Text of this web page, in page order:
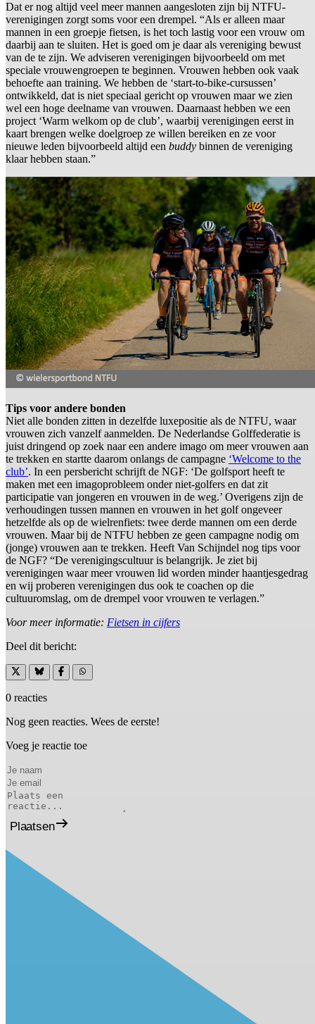
Dat er nog altijd veel meer mannen aangesloten zijn bij NTFU-
verenigingen zorgt soms voor een drempel. “Als er alleen maar
mannen in een groepje fietsen, is het toch lastig voor een vrouw om
daarbij aan te sluiten. Het is goed om je daar als vereniging bewust
van de te zijn. We adviseren verenigingen bijvoorbeeld om met
speciale vrouwengroepen te beginnen. Vrouwen hebben ook vaak
behoefte aan training. We hebben de ‘start-to-bike-cursussen’
ontwikkeld, dat is niet speciaal gericht op vrouwen maar we zien
wel een hoge deelname van vrouwen. Daarnaast hebben we een
project ‘Warm welkom op de club’, waarbij verenigingen eerst in
kaart brengen welke doelgroep ze willen bereiken en ze voor
nieuwe leden bijvoorbeeld altijd een buddy binnen de vereniging
klaar hebben staan.”
Tips voor andere bonden
Niet alle bonden zitten in dezelfde luxepositie als de NTFU, waar
vrouwen zich vanzelf aanmelden. De Nederlandse Golffederatie is
juist dringend op zoek naar een andere imago om meer vrouwen aan
te trekken en startte daarom onlangs de campagne ‘Welcome to the
club’. In een persbericht schrijft de NGF: ‘De golfsport heeft te
maken met een imagoprobleem onder niet-golfers en dat zit
participatie van jongeren en vrouwen in de weg.’ Overigens zijn de
verhoudingen tussen mannen en vrouwen in het golf ongeveer
hetzelfde als op de wielrenfiets: twee derde mannen om een derde
vrouwen. Maar bij de NTFU hebben ze geen campagne nodig om
(jonge) vrouwen aan te trekken. Heeft Van Schijndel nog tips voor
de NGF? “De verenigingscultuur is belangrijk. Je ziet bij
verenigingen waar meer vrouwen lid worden minder haantjesgedrag
en wij proberen verenigingen dus ook te coachen op die
cultuuromslag, om de drempel voor vrouwen te verlagen.”
Voor meer informatie: Fietsen in cijfers
Deel dit bericht:
0 reacties
Nog geen reacties. Wees de eerste!
Voeg je reactie toe
Plaatsen